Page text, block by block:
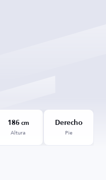
186cm
Altura
Derecho
Pie